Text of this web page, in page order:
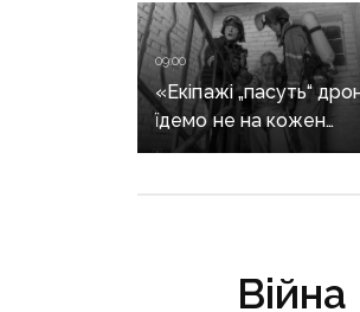
09:00
«Екіпажі „пасуть“
їдемо не на кожен
виклик»: куди ДСНС
та Слов’янську